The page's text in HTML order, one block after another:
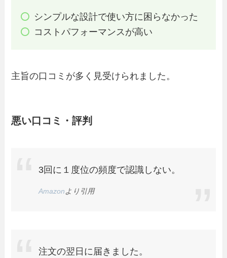
シンプルな設計で使い方に困らなかった
コストパフォーマンスが高い
主旨の口コミが多く見受けられました。
悪い口コミ・評判
3回に１度位の頻度で認識しない。
Amazonより引用
注文の翌日に届きました。